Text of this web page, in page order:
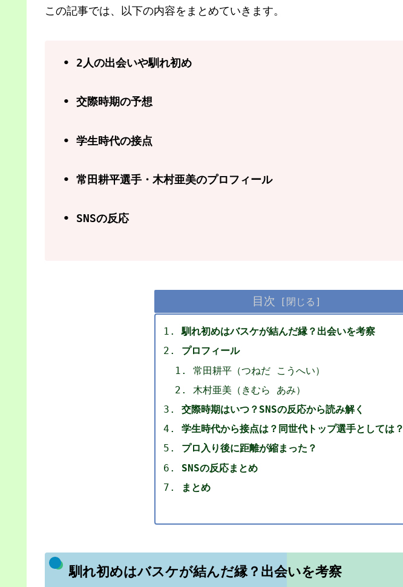
この記事では、以下の内容をまとめていきます。
• 2人の出会いや馴れ初め
• 交際時期の予想
• 学生時代の接点
• 常田耕平選手・木村亜美のプロフィール
• SNSの反応
目次
馴れ初めはバスケが結んだ縁？出会いを考察
プロフィール
常田耕平（つねだ こうへい）
木村亜美（きむら あみ）
交際時期はいつ？SNSの反応から読み解く
学生時代から接点は？同世代トップ選手としては？
プロ入り後に距離が縮まった？
SNSの反応まとめ
まとめ
馴れ初めはバスケが結んだ縁？出会いを考察